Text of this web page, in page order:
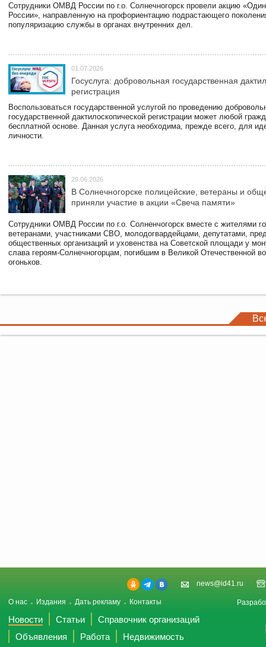
Сотрудники ОМВД России по г.о. Солнечногорск провели акцию
России», направленную на профориентацию подрастающего
популяризацию службы в органах внутренних дел.
01.07.2026
Госуслуга: добровольная государственная
регистрация
Воспользоваться государственной услугой по проведению
государственной дактилоскопической регистрации может любой
бесплатной основе. Данная услуга необходима, прежде всего, для
личности.
29.06.2026
В Солнечногорске полицейские, ветераны и
приняли участие в акции «Свеча памяти»
Сотрудники ОМВД России по г.о. Солненчогорск вместе с жителями
ветеранами, участниками СВО, молодогвардейцами, депутатами,
общественных организаций и уховенства на Советской площади у
слава героям-Солнечногорцам, погибшим в Великой Отечественной
огоньков.
news@id41.ru
О нас Издания Дать рекламу Контакты
Новости Статьи
Справочник организаций
Объявления
Работа Недвижимость